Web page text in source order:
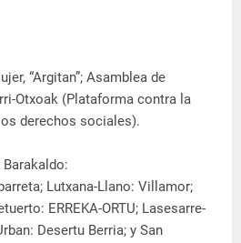
“Argitan”; Asamblea de
Otxoak (Plataforma contra la
derechos sociales).
Lutxana-Llano: Villamor;
ERREKA-ORTU; Lasesarre-
Desertu Berria; y San